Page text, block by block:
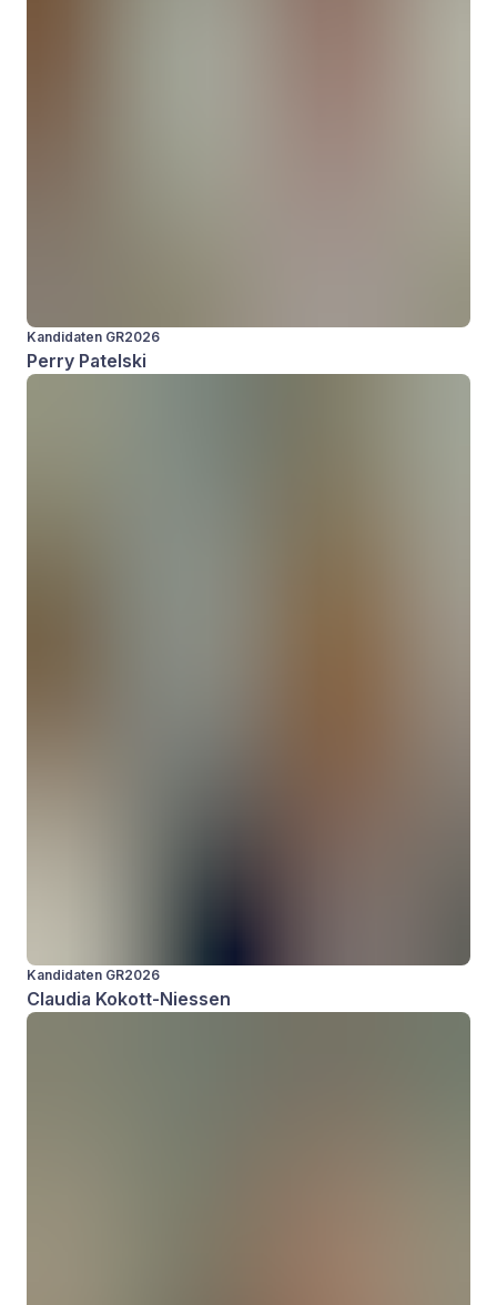
Kandidaten GR2026
Perry Patelski
Kandidaten GR2026
Claudia Kokott-Niessen